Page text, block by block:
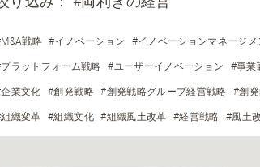
戦略 #イノベーション #イノベーションマネージメ
ラットフォーム戦略 #ユーザーイノベーション #事業
業文化 #創発戦略 #創発戦略グループ経営戦略 #創
織変革 #組織文化 #組織風土改革 #経営戦略 #風土